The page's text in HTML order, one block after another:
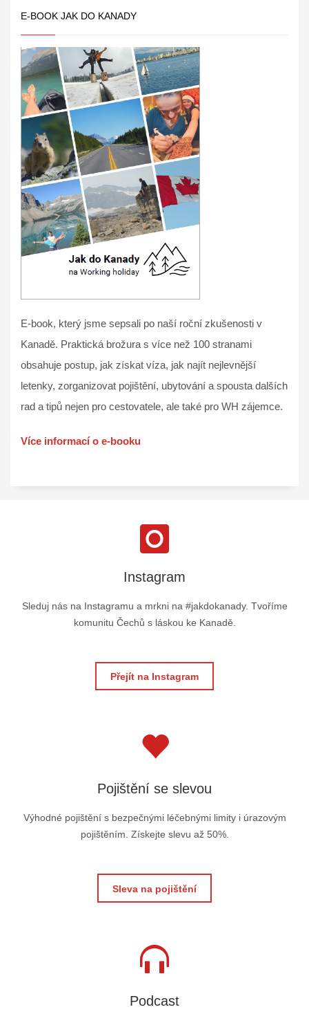
E-BOOK JAK DO KANADY
E-book, který jsme sepsali po naší roční zkušenosti v
Kanadě. Praktická brožura s více než 100 stranami
obsahuje postup, jak získat víza, jak najít nejlevnější
letenky, zorganizovat pojištění, ubytování a spousta dalších
rad a tipů nejen pro cestovatele, ale také pro WH zájemce.
Více informací o e-booku
Instagram
Sleduj nás na Instagramu a mrkni na #jakdokanady. Tvoříme
komunitu Čechů s láskou ke Kanadě.
Přejít na Instagram
Pojištění se slevou
Výhodné pojištění s bezpečnými léčebnými limity i úrazovým
pojištěním. Získejte slevu až 50%.
Sleva na pojištění
Podcast